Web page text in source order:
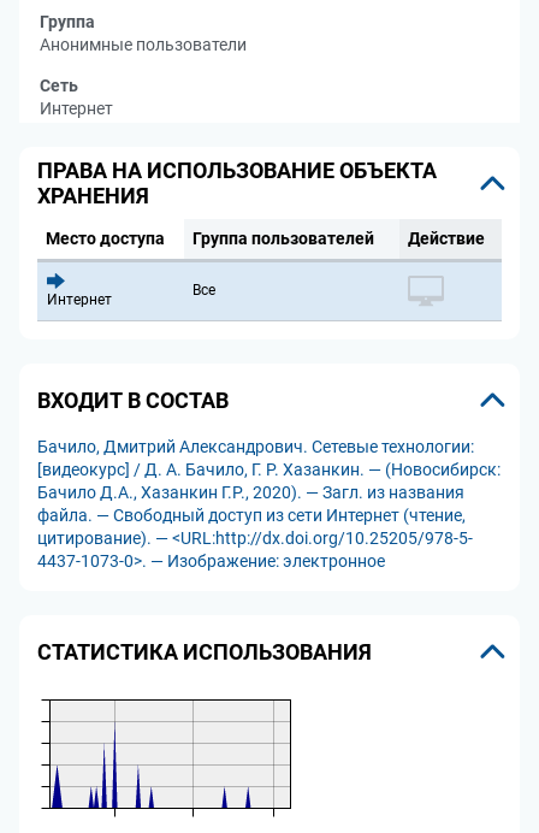
Группа
Анонимные пользователи
Сеть
Интернет
ПРАВА НА ИСПОЛЬЗОВАНИЕ ОБЪЕКТА
ХРАНЕНИЯ
Место доступа Группа пользователей Действие
Интернет
Все
ВХОДИТ В СОСТАВ
Бачило, Дмитрий Александрович. Сетевые технологии:
[видеокурс] / Д. А. Бачило, Г. Р. Хазанкин. — (Новосибирск:
Бачило Д.А., Хазанкин Г.Р., 2020). — Загл. из названия
файла. — Свободный доступ из сети Интернет (чтение,
цитирование). — <URL:http://dx.doi.org/10.25205/978-5-
4437-1073-0>. — Изображение: электронное
СТАТИСТИКА ИСПОЛЬЗОВАНИЯ